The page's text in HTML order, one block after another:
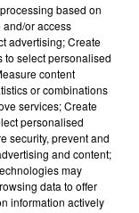
club en Alsace
based on
and/or access
advertising; Create
to select personalised
content
or combinations
services; Create
personalised
security, prevent and
and content;
may
data to offer
information actively